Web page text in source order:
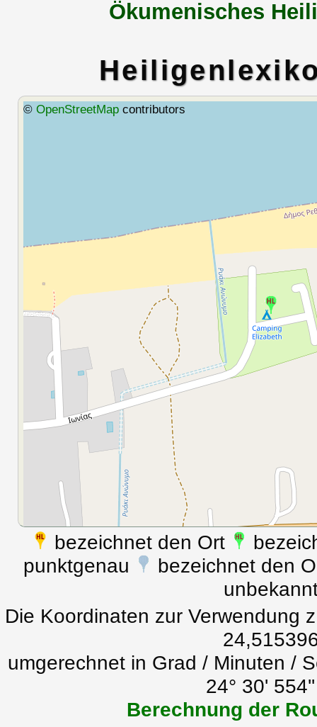
Ökumenisches
© OpenStreetMapcontributors
bezeichnet den Ort
punktgenau
bezeichnet den
Die Koordinaten zur Verwendung
umgerechnet in Grad / Minuten /
24° 30'
Berechnung der